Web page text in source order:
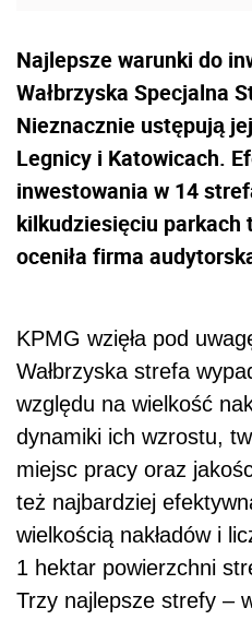
Najlepsze warunki do
Wałbrzyska Specjalna
Nieznacznie ustępują
Legnicy i Katowicach.
inwestowania w 14
kilkudziesięciu parkach
oceniła firma
KPMG wzięła pod
Wałbrzyska strefa
względu na wielkość
dynamiki ich wzrostu,
miejsc pracy oraz
też najbardziej
wielkością nakładów i
1 hektar powierzchni
Trzy najlepsze strefy –